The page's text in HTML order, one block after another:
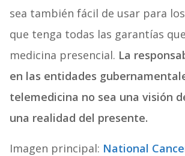
sea también fácil de usar para
que tenga todas las garantías
medicina presencial. La
en las entidades
telemedicina no sea una visión
una realidad del presente.
Imagen principal: National